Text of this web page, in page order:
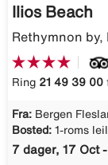
Ilios Beach
Rethymnon by,
Ring 21 49 39 00
Fra: Bergen
Bosted: 1-roms
7 dager, 17 Oct